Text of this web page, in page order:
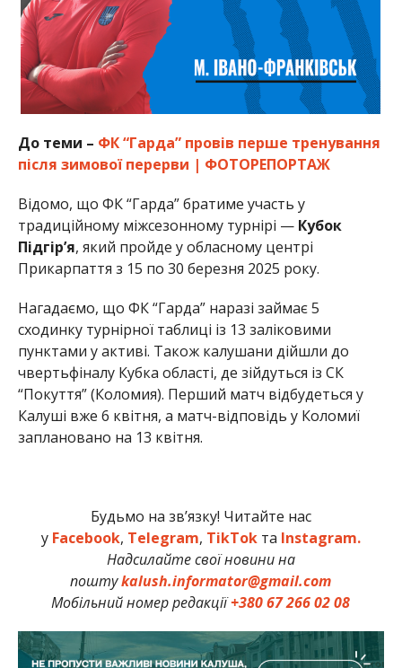
До теми – ФК “Гарда” провів перше тренування
після зимової перерви | ФОТОРЕПОРТАЖ
Відомо, що ФК “Гарда” братиме участь у
традиційному міжсезонному турнірі — Кубок
Підгір’я, який пройде у обласному центрі
Прикарпаття з 15 по 30 березня 2025 року.
Нагадаємо, що ФК “Гарда” наразі займає 5
сходинку турнірної таблиці із 13 заліковими
пунктами у активі. Також калушани дійшли до
чвертьфіналу Кубка області, де зійдуться із СК
“Покуття” (Коломия). Перший матч відбудеться у
Калуші вже 6 квітня, а матч-відповідь у Коломиї
заплановано на 13 квітня.
Будьмо на зв’язку! Читайте нас
у Facebook, Telegram, TikTokта Instagram.
Надсилайте свої новини на
поштуkalush.informator@gmail.com
Мобільний номер редакції+380 67 266 02 08